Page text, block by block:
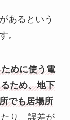
あるという
。
めに使う電
ため、地下
でも居場所
り、誤差が